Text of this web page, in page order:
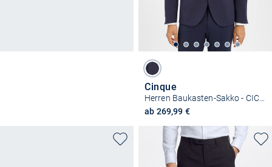
Cinque
Herren Baukasten-Sakko - CICastello-S
ab 269,99 €